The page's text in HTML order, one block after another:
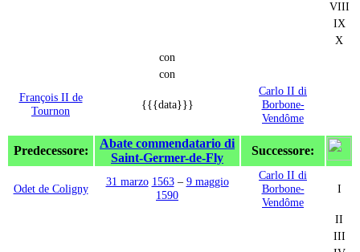
VIII
IX
X
con
con
François II de
Tournon
{{{data}}}
Carlo II di
Borbone-
Vendôme
Predecessore:
Abate commendatario di
Saint-Germer-de-Fly
Successore:
Odet de Coligny
31 marzo 1563– 9 maggio
1590
Carlo II di
Borbone-
Vendôme
I
II
III